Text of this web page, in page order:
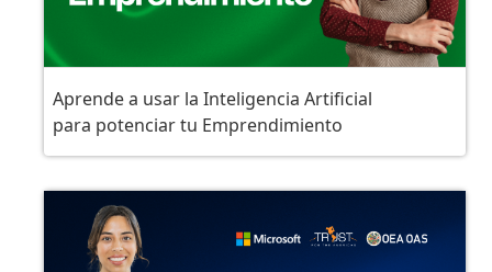
Aprende a usar la Inteligencia Artificial
para potenciar tu Emprendimiento